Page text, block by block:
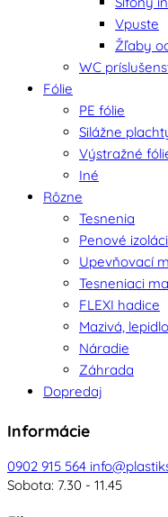
Vpuste
Žľaby
WC
Fólie
PE fólie
Silážne
Výstražné
Iné
Rôzne
Tesnenia
Penové
Upevňovací
Tesneniaci
FLEXI hadice
Mazivá, lepidlo
Náradie
Záhrada
Dopredaj
Informácie
0902 915 564
Sobota: 7.30 - 11.45